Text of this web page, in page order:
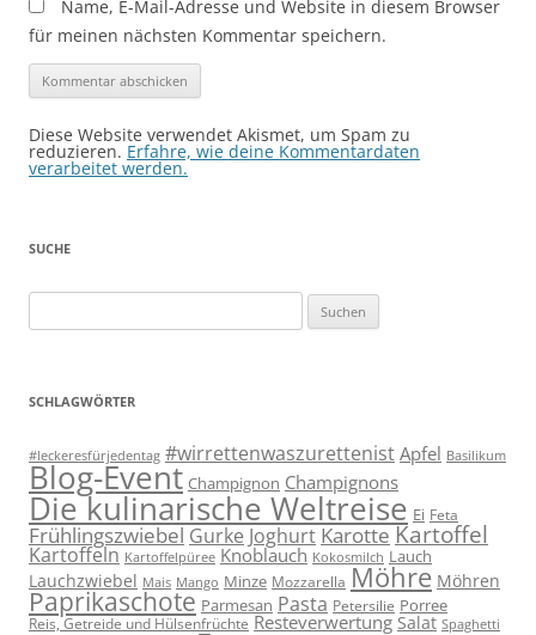
Name, E-Mail-Adresse und Website in diesem Browser
für meinen nächsten Kommentar speichern.
Diese Website verwendet Akismet, um Spam zu
reduzieren. Erfahre, wie deine Kommentardaten
verarbeitet werden.
SUCHE
nach:
SCHLAGWÖRTER
#leckeresfürjedentag #wirrettenwaszurettenist Apfel Basilikum
Blog-Event Champignon Champignons
Die kulinarische Weltreise Ei Feta
Frühlingszwiebel Gurke Joghurt Karotte Kartoffel
Kartoffeln Kartoffelpüree Knoblauch Kokosmilch Lauch
Lauchzwiebel Mais Mango Minze Mozzarella Möhre Möhren
Paprikaschote Parmesan Pasta Petersilie Porree
Reis, Getreide und Hülsenfrüchte Resteverwertung Salat Spaghetti